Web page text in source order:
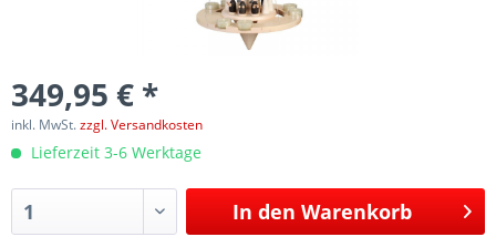
349,95 € *
inkl. MwSt.zzgl. Versandkosten
Lieferzeit 3-6 Werktage
In den Warenkorb